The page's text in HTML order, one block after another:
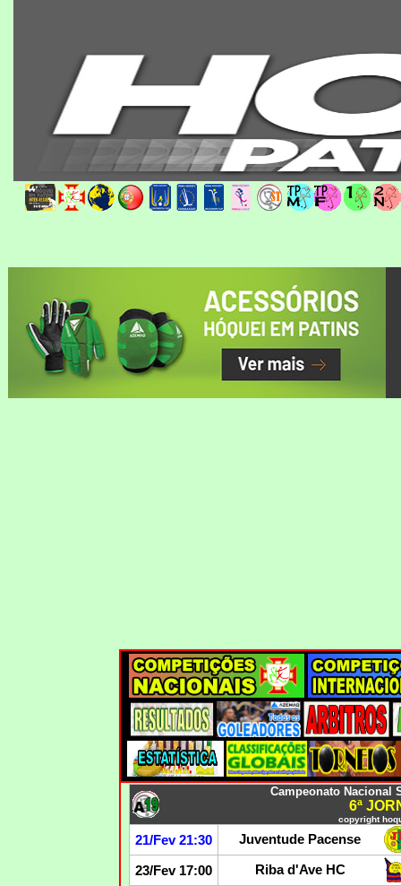
Campeonato Nacional
6ª
copyright
21/Fev 21:30 Juventude Pacense
23/Fev 17:00 Riba d'Ave HC